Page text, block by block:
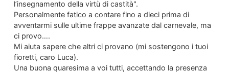
l’insegnamento della virtù di castità".
Personalmente fatico a contare fino a dieci prima di
avventarmi sulle ultime frappe avanzate dal carnevale, ma
ci provo….
Mi aiuta sapere che altri ci provano (mi sostengono i tuoi
fioretti, caro Luca).
Una buona quaresima a voi tutti, accettando la presenza